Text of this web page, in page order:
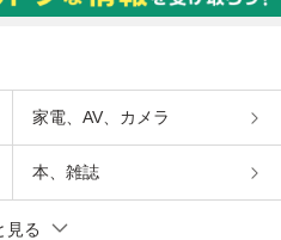
家電、AV、カメラ
本、雑誌
見る